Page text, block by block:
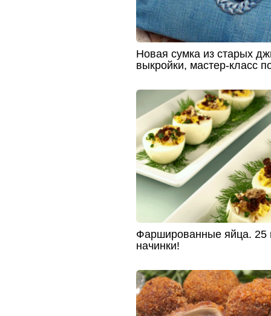
Новая сумка из старых
выкройки, мастер-класс
Фаршированные яйца. 25
начинки!